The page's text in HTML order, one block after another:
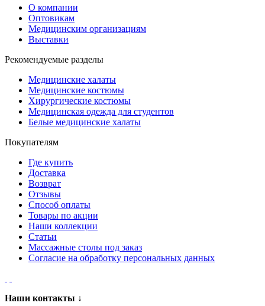
О компании
Оптовикам
Медицинским организациям
Выставки
Рекомендуемые разделы
Медицинские халаты
Медицинские костюмы
Хирургические костюмы
Медицинская одежда для студентов
Белые медицинские халаты
Покупателям
Где купить
Доставка
Возврат
Отзывы
Способ оплаты
Товары по акции
Наши коллекции
Статьи
Массажные столы под заказ
Согласие на обработку персональных данных
Наши контакты ↓